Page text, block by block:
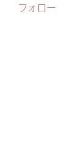
フォロー